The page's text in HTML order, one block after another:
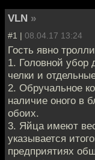
VLN »
#1 | 08.04.17 13:24
Гость явно
1. Головной убор
челки и
2. Обручальное
наличие оного в
обоих.
3. Яйца имеют
указывается
предприятиях